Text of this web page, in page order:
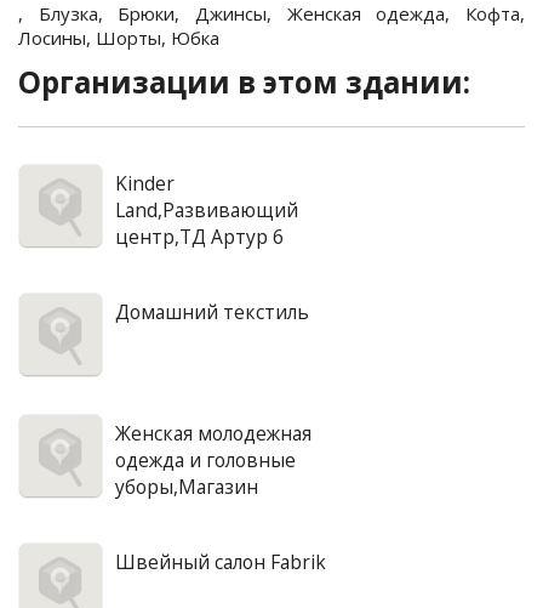
, Блузка, Брюки,Джинсы, Женская одежда, Кофта,
Лосины, Шорты, Юбка
Организации в этом здании:
Kinder
Land,Развивающий
центр,ТД Артур 6
Домашний текстиль
Женская молодежная
одежда и головные
уборы,Магазин
Швейный салон Fabrik